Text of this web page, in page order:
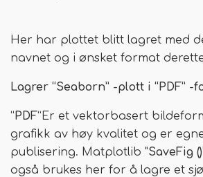
Her har plottet blitt lagret med
navnet og i ønsket format
Lagrer “Seaborn” -plott i “PDF” -
“PDF”Er et vektorbasert
grafikk av høy kvalitet og er
publisering. Matplotlib "SaveFig ()
også brukes her for å lagre et